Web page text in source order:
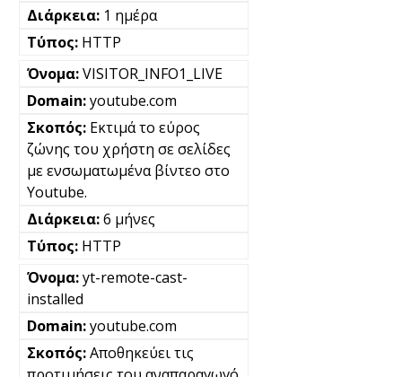
1 ημέρα
HTTP
VISITOR_INFO1_LIVE
youtube.com
Εκτιμά το εύρος
ζώνης του χρήστη σε σελίδες
με ενσωματωμένα βίντεο στο
Youtube.
6 μήνες
HTTP
yt-remote-cast-
installed
youtube.com
Αποθηκεύει τις